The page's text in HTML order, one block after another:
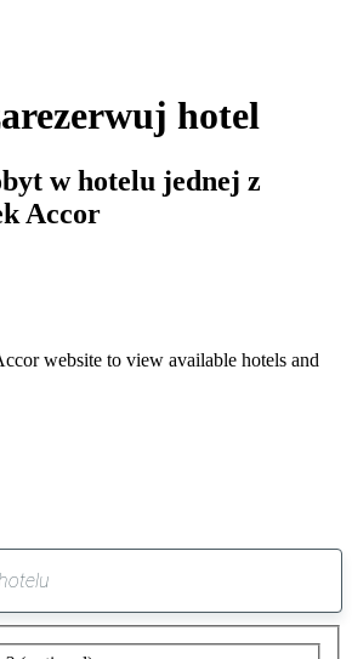
hotel
w hotelu jednej z
Accor
website to view available hotels and
sugestia
została
znaleziona